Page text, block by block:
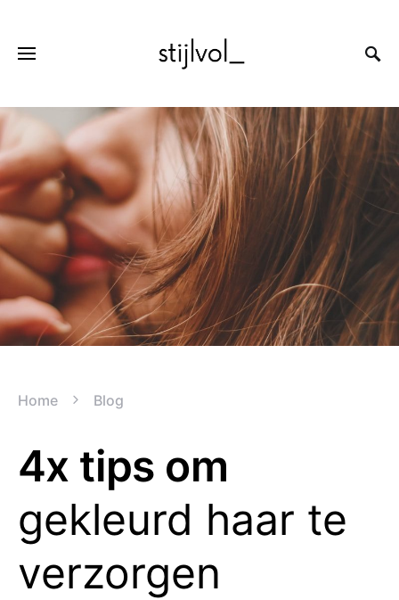
Home Blog
4x tips om
gekleurd haar te
verzorgen